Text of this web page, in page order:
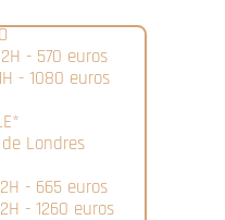
- 570 euros
- 1080 euros
Londres
- 665 euros
- 1260 euros